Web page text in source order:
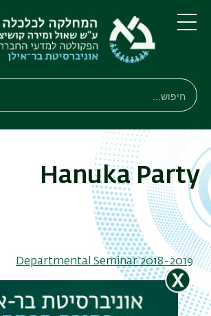
לתוכן
העיקרי
לתפריט
ניווט
ראשי
תפריט
חיפוש
חיפוש
Hanuka Party
Departmental Seminar 2018-2019
03/12/2018 - 12:30 - 11:10